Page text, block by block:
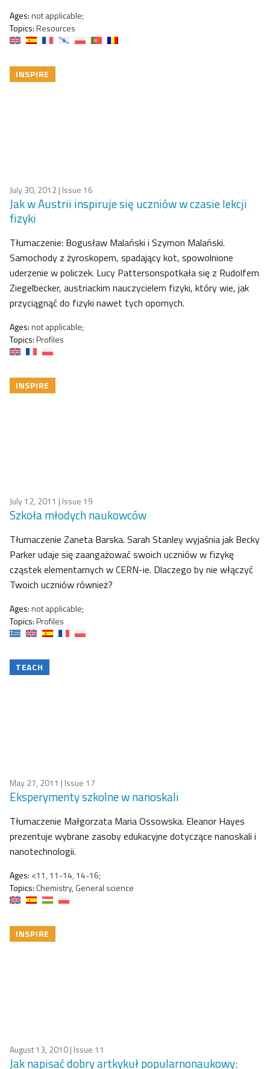
Ages:not applicable;
Topics:Resources
INSPIRE
July 30, 2012| Issue 16
Jak w Austrii inspiruje się uczniów w czasie lekcji
fizyki
Tłumaczenie: Bogusław Malański i Szymon Malański.
Samochody z żyroskopem, spadający kot, spowolnione
uderzenie w policzek. Lucy Pattersonspotkała się z Rudolfem
Ziegelbecker, austriackim nauczycielem fizyki, który wie, jak
przyciągnąć do fizyki nawet tych opornych.
Ages:not applicable;
Topics:Profiles
INSPIRE
July 12, 2011 | Issue 19
Szkoła młodych naukowców
Tłumaczenie Zaneta Barska. Sarah Stanley wyjaśnia jak Becky
Parker udaje się zaangażować swoich uczniów w fizykę
cząstek elementarnych w CERN-ie. Dlaczego by nie włączyć
Twoich uczniów również?
Ages:not applicable;
Topics:Profiles
TEACH
May 27, 2011 | Issue 17
Eksperymenty szkolne w nanoskali
Tłumaczenie Małgorzata Maria Ossowska. Eleanor Hayes
prezentuje wybrane zasoby edukacyjne dotyczące nanoskali i
nanotechnologii.
Ages: <11, 11-14, 14-16;
Topics: Chemistry, General science
INSPIRE
August 13, 2010| Issue 11
Jak napisać dobry artkykuł popularnonaukowy: